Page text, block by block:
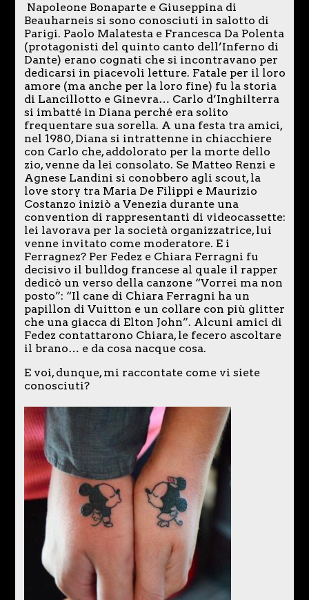
Napoleone Bonaparte e Giuseppina di
Beauharneis si sono conosciuti in salotto di
Parigi. Paolo Malatesta e Francesca Da Polenta
(protagonisti del quinto canto dell’Inferno di
Dante) erano cognati che si incontravano per
dedicarsi in piacevoli letture. Fatale per il loro
amore (ma anche per la loro fine) fu la storia
di Lancillotto e Ginevra… Carlo d’Inghilterra
si imbatté in Diana perché era solito
frequentare sua sorella. A una festa tra amici,
nel 1980, Diana si intrattenne in chiacchiere
con Carlo che, addolorato per la morte dello
zio, venne da lei consolato. Se Matteo Renzi e
Agnese Landini si conobbero agli scout, la
love story tra Maria De Filippi e Maurizio
Costanzo iniziò a Venezia durante una
convention di rappresentanti di videocassette:
lei lavorava per la società organizzatrice, lui
venne invitato come moderatore. E i
Ferragnez? Per Fedez e Chiara Ferragni fu
decisivo il bulldog francese al quale il rapper
dedicò un verso della canzone “Vorrei ma non
posto”: “Il cane di Chiara Ferragni ha un
papillon di Vuitton e un collare con più glitter
che una giacca di Elton John”. Alcuni amici di
Fedez contattarono Chiara, le fecero ascoltare
il brano… e da cosa nacque cosa.
E voi, dunque, mi raccontate come vi siete
conosciuti?